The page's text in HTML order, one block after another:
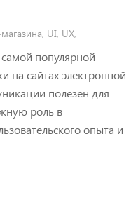
, UI, UX,
популярной
на сайтах электронной
полезен для
роль в
опыта и